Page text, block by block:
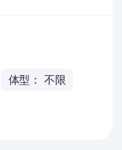
体型： 不限